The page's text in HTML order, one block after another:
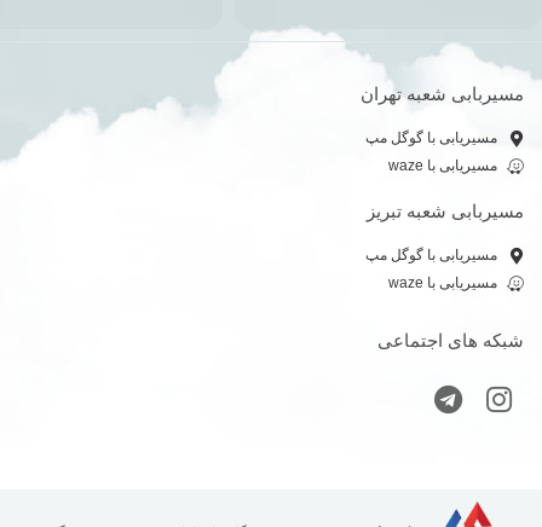
مسیربابی شعبه تهران
مسیریابی با گوگل مپ
مسیریابی با waze
مسیربابی شعبه تبریز
مسیریابی با گوگل مپ
مسیریابی با waze
شبکه های اجتماعی